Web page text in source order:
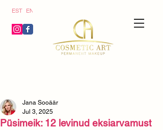
EST ENG
Püsimeik: 12 levinud eksiarvamust
Jana Sooäär
Jul 3, 2025